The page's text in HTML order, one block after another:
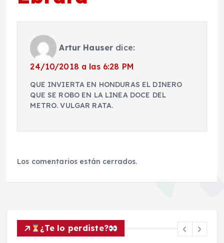
Artur Hauser dice:
24/10/2018 a las 6:28 PM
QUE INVIERTA EN HONDURAS EL DINERO
QUE SE ROBO EN LA LINEA DOCE DEL
METRO. VULGAR RATA.
Los comentarios están cerrados.
¿Te lo perdiste?